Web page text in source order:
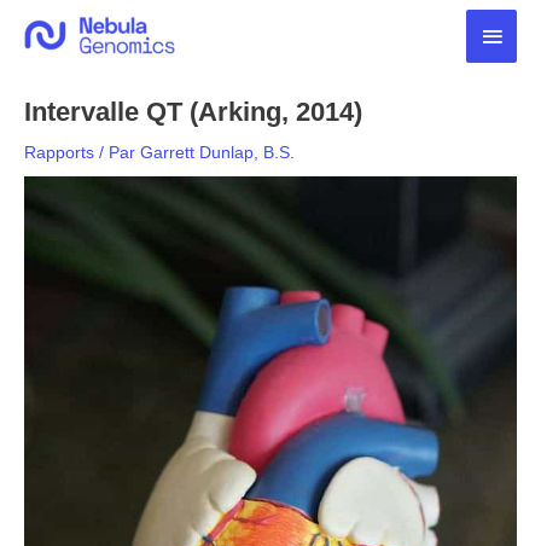
Intervalle QT (Arking, 2014)
Rapports / Par Garrett Dunlap, B.S.